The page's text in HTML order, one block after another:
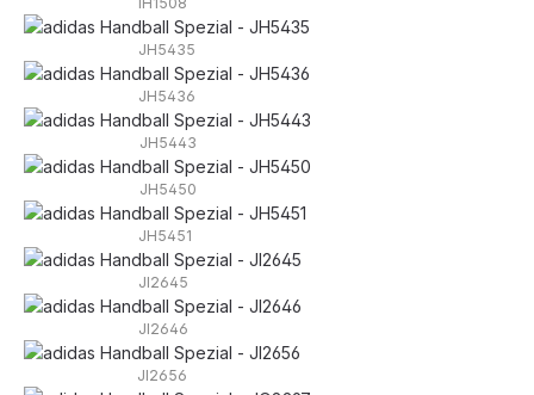
JH5435
JH5436
JH5443
JH5450
JH5451
JI2645
JI2646
JI2656